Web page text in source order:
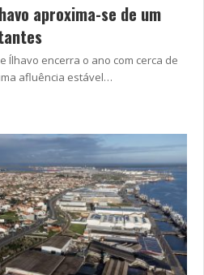
aproxima-se de um
Ílhavo encerra o ano com cerca de
afluência estável…